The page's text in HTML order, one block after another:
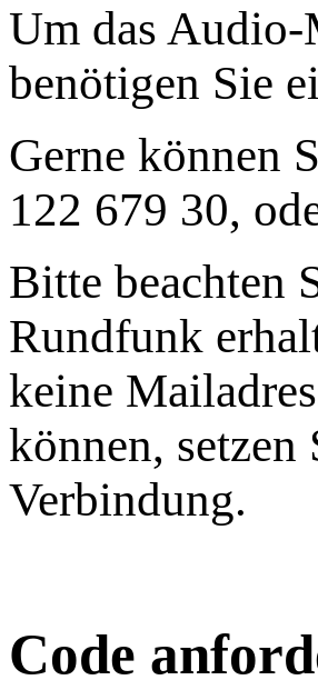
Um das Audio-
benötigen Sie
Gerne können
122 679 30,
Bitte beachten
Rundfunk
keine
können,
Verbindung.
Code